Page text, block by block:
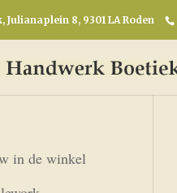
Julianaplein 8, 9301 LA Roden
in de winkel